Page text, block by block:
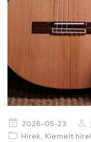
Posted
on
2026-05-23
Hírek, Kiemelt